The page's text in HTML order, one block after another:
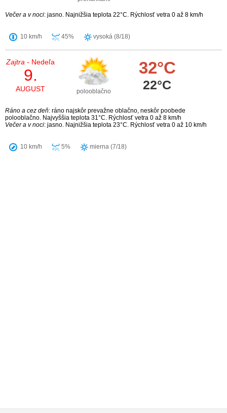
Večer a v noci: jasno. Najnižšia teplota 22°C. Rýchlosť vetra 0 až 8 km/h
10 km/h 45% vysoká (8/18)
Zajtra - Nedeľa
9.
AUGUST polooblačno
32°C
22°C
Ráno a cez deň: ráno najskôr prevažne oblačno, neskôr poobede
polooblačno. Najvyššia teplota 31°C. Rýchlosť vetra 0 až 8 km/h
Večer a v noci: jasno. Najnižšia teplota 23°C. Rýchlosť vetra 0 až 10 km/h
10 km/h 5% mierna (7/18)